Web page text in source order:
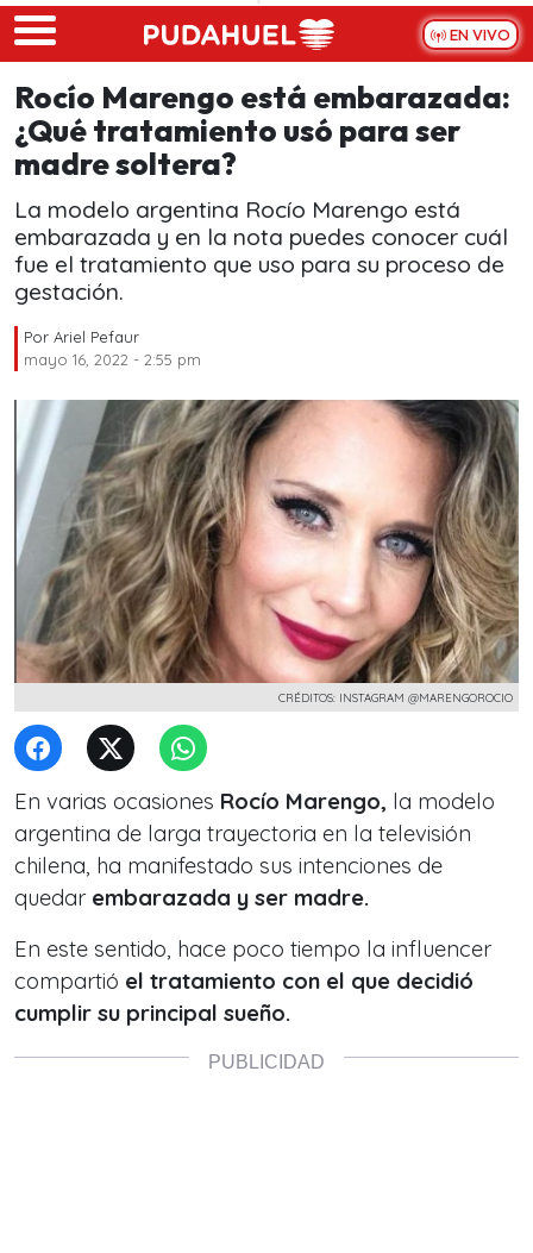
Skip to main content
EN VIVO
Rocío Marengo está embarazada:
¿Qué tratamiento usó para ser
madre soltera?
La modelo argentina Rocío Marengo está
embarazada y en la nota puedes conocer cuál
fue el tratamiento que uso para su proceso de
gestación.
Por Ariel Pefaur
mayo 16, 2022 - 2:55 pm
CRÉDITOS: INSTAGRAM @MARENGOROCIO
En varias ocasiones Rocío Marengo, la modelo
argentina de larga trayectoria en la televisión
chilena, ha manifestado sus intenciones de
quedar embarazada y ser madre.
En este sentido, hace poco tiempo la influencer
compartió el tratamiento con el que decidió
cumplir su principal sueño.